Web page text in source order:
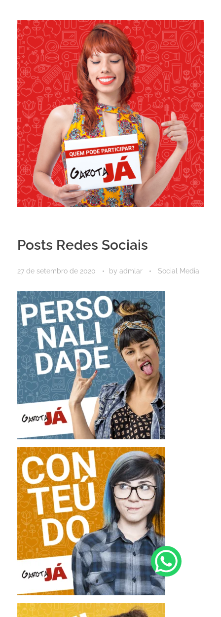
Posts Redes Sociais
27 de setembro de 2020 by admlar Social Media